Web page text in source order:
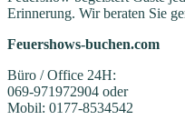
Erinnerung. Wir beraten Sie
Feuershows-buchen.com
Büro / Office 24H:
069-971972904 oder
Mobil: 0177-8534542